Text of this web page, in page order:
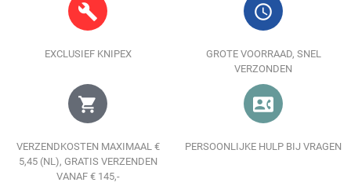
build
EXCLUSIEF KNIPEX
query_builder
GROTE VOORRAAD, SNEL
VERZONDEN
shopping_cart
VERZENDKOSTEN MAXIMAAL €
5,45 (NL), GRATIS VERZENDEN
VANAF € 145,-
contact_phone
PERSOONLIJKE HULP BIJ VRAGEN